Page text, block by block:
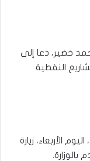
خضير، دعا إلى
النفطية
الأربعاء، زيارة
بالوزارة.